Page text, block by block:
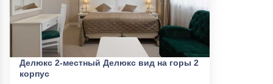
Делюкс 2-местный Делюкс вид на горы 2
корпус